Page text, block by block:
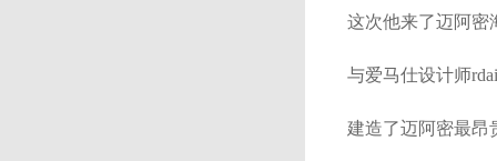
这次他来了迈阿密
与爱马仕设计师
建造了迈阿密最昂